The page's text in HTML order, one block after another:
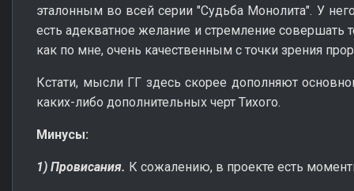
эталонным во всей серии "Судьба Монолита". У
есть адекватное желание и стремление совершать
как по мне, очень качественным с точки зрения
Кстати, мысли ГГ здесь скорее дополняют
каких-либо дополнительных черт Тихого.
Минусы:
1) Провисания. К сожалению, в проекте есть